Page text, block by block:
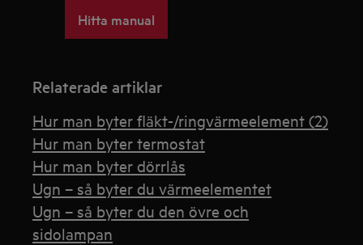
Hitta manual
Relaterade artiklar
Hur man byter fläkt-/ringvärmeelement (2)
Hur man byter termostat
Hur man byter dörrlås
Ugn – så byter du värmeelementet
Ugn – så byter du den övre och
sidolampan